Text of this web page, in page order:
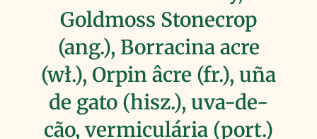
Goldmoss Stonecrop
(ang.), Borracina acre
(wł.), Orpin âcre (fr.), uña
de gato (hisz.), uva-de-
cão, vermiculária (port.)